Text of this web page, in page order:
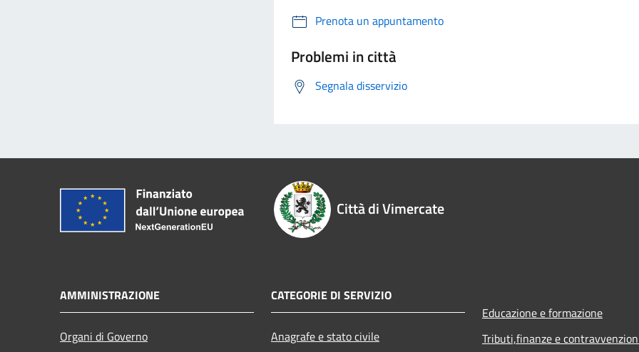
Prenota un appuntamento
Problemi in città
Segnala disservizio
Città di Vimercate
AMMINISTRAZIONE
Organi di Governo
CATEGORIE DI SERVIZIO
Anagrafe e stato civile
Educazione e formazione
Tributi,finanze e